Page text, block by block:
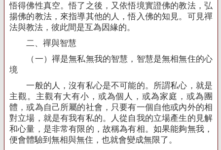
悟得佛性真空。悟了之後，又依悟境實證佛的教法，弘
揚佛的教法，來指導其他的人，悟入佛的知見。可見禪
法與教法，彼此間是互為因緣的。
二、禪與智慧
（一）禪是無私無我的智慧，智慧是無相無住的心
境
一般的人，沒有私心是不可能的。所謂私心，就是
主觀。主觀有大有小，或為個人，或為家庭，或為團
體，或為自己所屬的社會，只要有一個自他或內外的相
對立場，就是有我有私的。人從自我的立場產生的見解
和心量，是非常有限的，故稱為有相。如果能夠無我，
便會體驗到無相與無住，也就會變成無限了。